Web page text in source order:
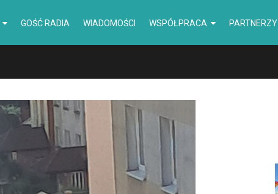
GOŚĆ RADIA WIADOMOŚCI WSPÓŁPRACA PARTNERZY